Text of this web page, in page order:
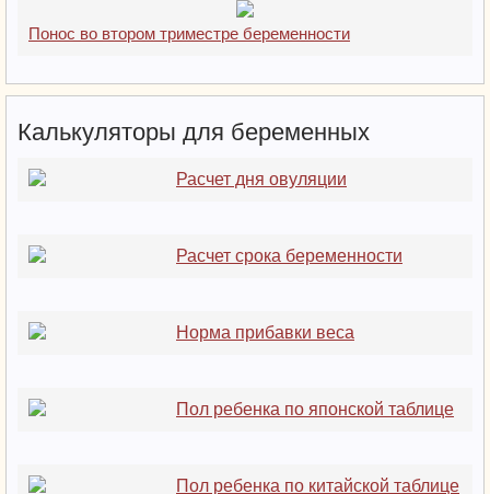
Понос во втором триместре беременности
Калькуляторы для беременных
Расчет дня овуляции
Расчет срока беременности
Норма прибавки веса
Пол ребенка по японской таблице
Пол ребенка по китайской таблице